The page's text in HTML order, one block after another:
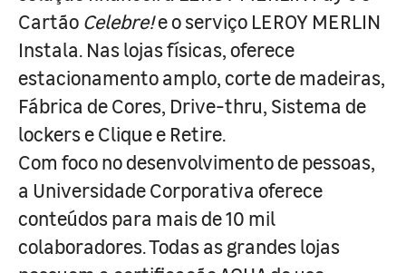
Cartão Celebre!e o serviço LEROY MERLIN
Instala. Nas lojas físicas, oferece
estacionamento amplo, corte de madeiras,
Fábrica de Cores, Drive-thru, Sistema de
lockers e Clique e Retire.
Com foco no desenvolvimento de pessoas,
a Universidade Corporativa oferece
conteúdos para mais de 10 mil
colaboradores. Todas as grandes lojas